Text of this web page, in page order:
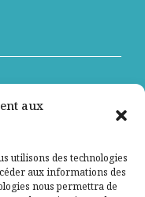
aux
utilisons des technologies
aux informations des
nous permettra de